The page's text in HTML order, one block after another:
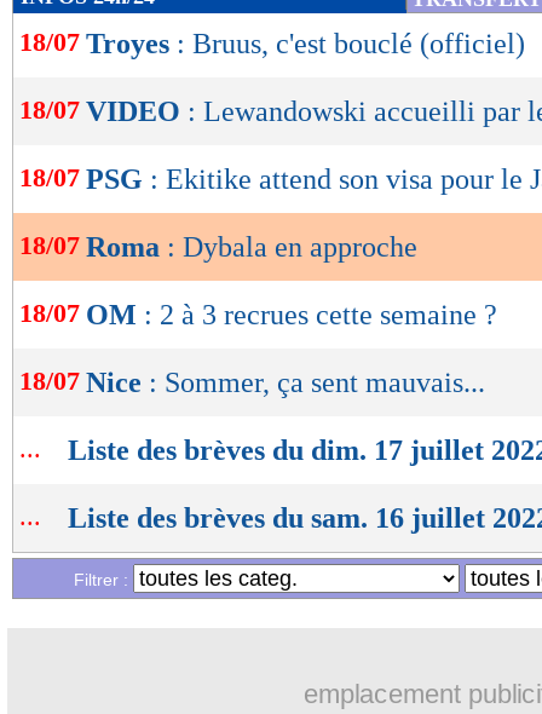
de
lecture
OK
18/07 Troyes : Bruus, c'est bouclé (officiel)
18/07 VIDEO : Lewandowski accueilli par
18/07 PSG : Ekitike attend son visa pour le
18/07 Roma : Dybala en approche
18/07 OM : 2 à 3 recrues cette semaine ?
18/07 Nice : Sommer, ça sent mauvais...
... Liste des brèves du dim. 17 juillet
... Liste des brèves du sam. 16 juillet
Filtrer :
emplacement